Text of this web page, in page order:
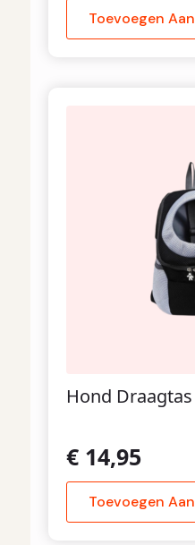
Toevoegen
Hond
€ 14,95
Toevoegen